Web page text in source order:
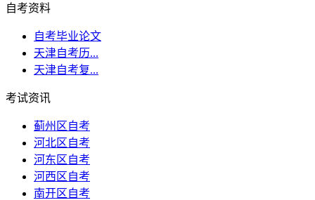
自考资料
自考毕业论文
天津自考历...
天津自考复...
考试资讯
蓟州区自考
河北区自考
河东区自考
河西区自考
南开区自考